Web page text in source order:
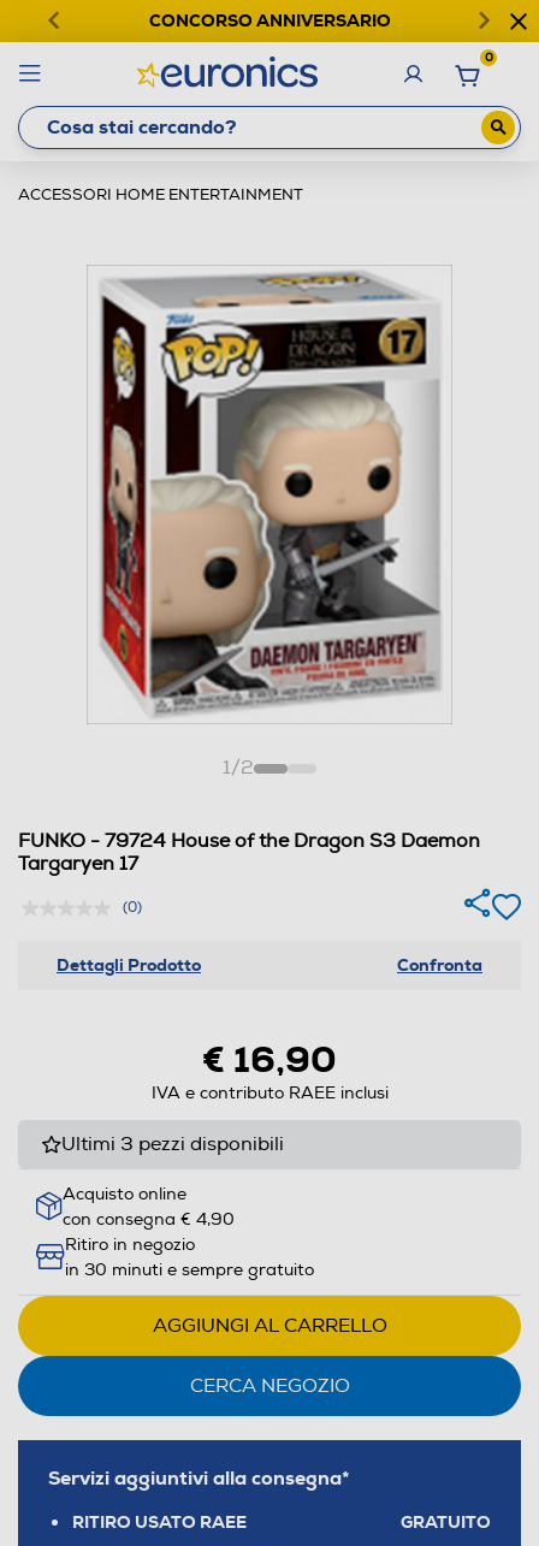
CONCORSO ANNIVERSARIO
0
ACCESSORI HOME ENTERTAINMENT
1/2
FUNKO - 79724 House of the Dragon S3 Daemon
Targaryen 17
(0)
Dettagli Prodotto Confronta
€ 16,90
IVA e contributo RAEE inclusi
Ultimi 3 pezzi disponibili
Acquisto online
con consegna € 4,90
Ritiro in negozio
in 30 minuti e sempre gratuito
AGGIUNGI AL CARRELLO
CERCA NEGOZIO
Servizi aggiuntivi alla consegna*
RITIRO USATO RAEE GRATUITO